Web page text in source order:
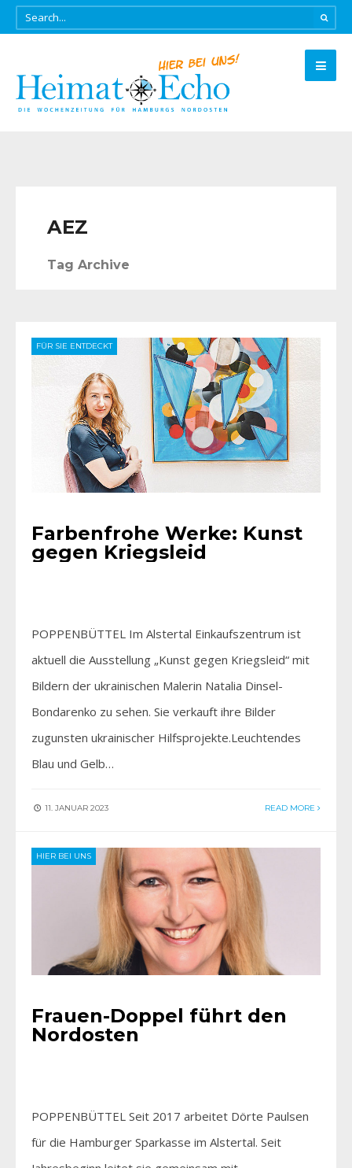
AEZ
Tag Archive
FÜR SIE ENTDECKT
Farbenfrohe Werke: Kunst
gegen Kriegsleid
POPPENBÜTTEL Im Alstertal Einkaufszentrum ist
aktuell die Ausstellung „Kunst gegen Kriegsleid“ mit
Bildern der ukrainischen Malerin Natalia Dinsel-
Bondarenko zu sehen. Sie verkauft ihre Bilder
zugunsten ukrainischer Hilfsprojekte.Leuchtendes
Blau und Gelb…
11. JANUAR 2023 READ MORE
HIER BEI UNS
Frauen-Doppel führt den
Nordosten
POPPENBÜTTEL Seit 2017 arbeitet Dörte Paulsen
für die Hamburger Sparkasse im Alstertal. Seit